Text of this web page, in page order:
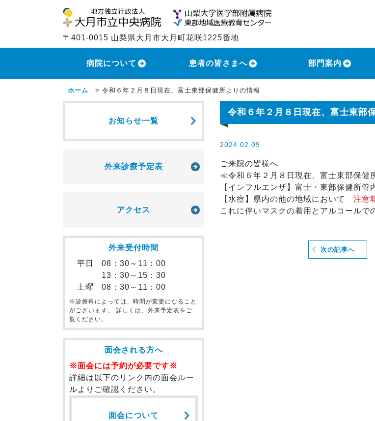
〒401-0015 山梨県大月市大月町花咲1225番地
病院について 患者の皆さまへ 部門案内
ホーム > 令和６年２月８日現在、富士東部保健所よりの情報
お知らせ一覧
外来診療予定表
アクセス
外来受付時間
平日
08：30～11：00
13：30～15：30
土曜
08：30～11：00
※診療科によっては、時間が変更になること
がございます。 詳しくは、外来予定表をご
覧ください。
面会される方へ
※面会には予約が必要です※
詳細は以下のリンク内の面会ルー
ルよりご確認ください。
面会について
令和６年２月８日現在、富士東部
2024.02.09
ご来院の皆様へ
≪令和６年２月８日現在、富士東部保健
【インフルエンザ】富士・東部保健所
【水痘】県内の他の地域において 注意
これに伴いマスクの着用とアルコールで
次の記事へ